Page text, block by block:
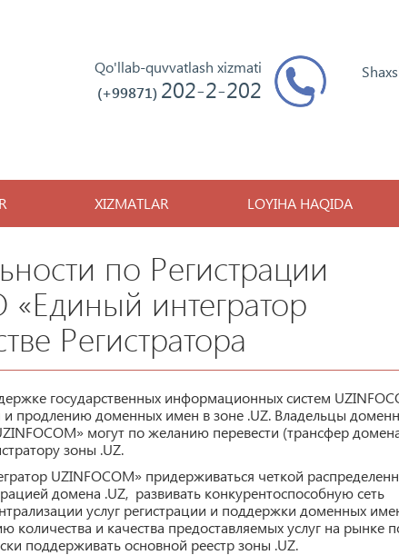
XIZMATLAR LOYIHA HAQIDA
Qo'llab-quvvatlash xizmati
(+99871) 202-2-202
по Регистрации
интегратор
Регистратора
государственных информационных систем
и продлению доменных имен в зоне .UZ. Владельцы
могут по желанию перевести (трансфер
зоны .UZ.
UZINFOCOM» придерживаться четкой
домена .UZ, развивать конкурентоспособную сеть
услуг регистрации и поддержки доменных
и качества предоставляемых услуг на рынке
поддерживать основной реестр зоны .UZ.